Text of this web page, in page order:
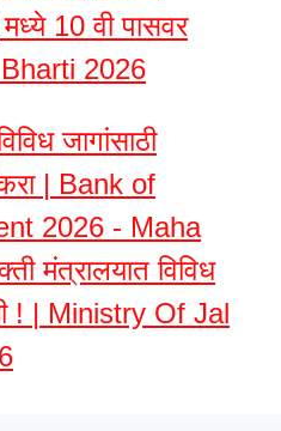
10 वी पासवर
2026
जागांसाठी
| Bank of
2026 - Maha
मंत्रालयात विविध
! | Ministry Of Jal